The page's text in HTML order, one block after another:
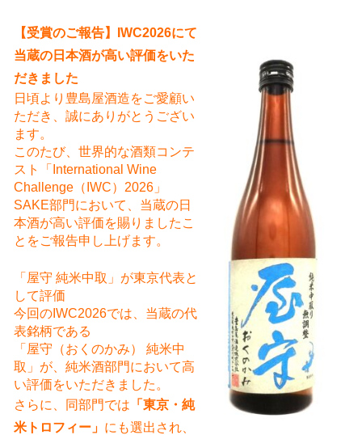
【受賞のご報告】IWC2026にて
当蔵の日本酒が高い評価をいた
だきました
日頃より豊島屋酒造をご愛顧い
ただき、誠にありがとうござい
ます。
このたび、世界的な酒類コンテ
スト「International Wine
Challenge（IWC）2026」
SAKE部門において、当蔵の日
本酒が高い評価を賜りましたこ
とをご報告申し上げます。
「屋守 純米中取」が東京代表と
して評価
今回のIWC2026では、当蔵の代
表銘柄である
「屋守（おくのかみ） 純米中
取」が、純米酒部門において高
い評価をいただきました。
さらに、同部門では 「東京・純
米トロフィー」 にも選出され、